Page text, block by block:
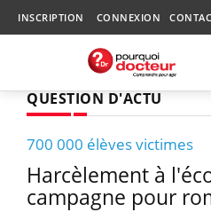
INSCRIPTION CONNEXION
QUESTION D'ACTU
700 000 élèves victimes
Harcèlement à
campagne pour